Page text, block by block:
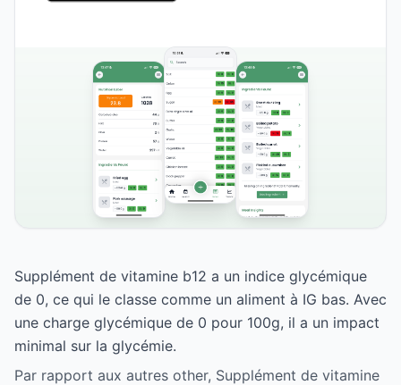
Supplément de vitamine b12 a un indice glycémique
de 0, ce qui le classe comme un aliment à IG bas. Avec
une charge glycémique de 0 pour 100g, il a un impact
minimal sur la glycémie.
Par rapport aux autres other, Supplément de vitamine